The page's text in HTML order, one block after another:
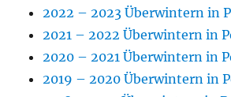
2022 – 2023 Überwintern in
2021 – 2022 Überwintern in
2020 – 2021 Überwintern in
2019 – 2020 Überwintern in